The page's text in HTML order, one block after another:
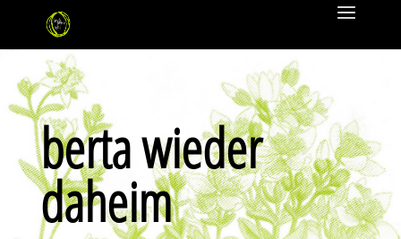
berta wieder
daheim